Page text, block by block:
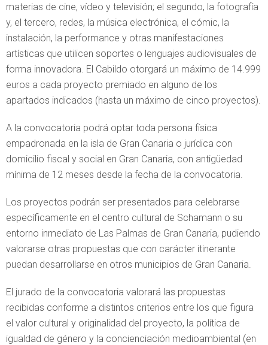
materias de cine, vídeo y televisión; el segundo, la fotografía
y, el tercero, redes, la música electrónica, el cómic, la
instalación, la performance y otras manifestaciones
artísticas que utilicen soportes o lenguajes audiovisuales de
forma innovadora. El Cabildo otorgará un máximo de 14.999
euros a cada proyecto premiado en alguno de los
apartados indicados (hasta un máximo de cinco proyectos).
A la convocatoria podrá optar toda persona física
empadronada en la isla de Gran Canaria o jurídica con
domicilio fiscal y social en Gran Canaria, con antigüedad
mínima de 12 meses desde la fecha de la convocatoria.
Los proyectos podrán ser presentados para celebrarse
específicamente en el centro cultural de Schamann o su
entorno inmediato de Las Palmas de Gran Canaria, pudiendo
valorarse otras propuestas que con carácter itinerante
puedan desarrollarse en otros municipios de Gran Canaria.
El jurado de la convocatoria valorará las propuestas
recibidas conforme a distintos criterios entre los que figura
el valor cultural y originalidad del proyecto, la política de
igualdad de género y la concienciación medioambiental (en